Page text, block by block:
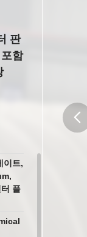
판
함
이트,
,
플